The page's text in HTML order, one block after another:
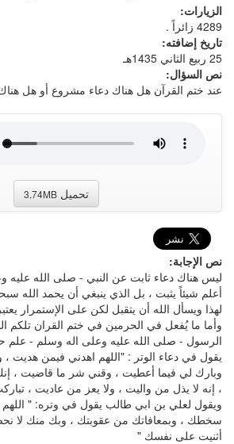
الزيارات:
4289 زائراً .
تاريخ إضافته:
25 ربيع الثاني 1435هـ
نص السؤال:
عند ختم القرآن هل هناك دعاء مشروع أو هل
تحميل 3.74MB
نص الإجابة:
ليس هناك دعاء ثابت عن النبي - صلى الله عليه
أعلم شيئاً يثبت ، بل الذي ينبغي أن يحمد الله
لهذا ويسأل الله أن يتقبل لكن على الإستمرار
وأما ما يُفعل في الحرمين في ختم القران تلكم
الرسول - صلى الله عليه وعلى اله وسلم - علم
يقول في دعاء الوتر : "اللهم اهدني فيمن هديت
وبارك لي فيما أعطيت ، وقني شر ما قاضيت ،
، إنه لا يذل من واليت ، ولا يعز من عاديت ،
ويقول لعلي بن ابي طالب يقول في وتره: " اللهم
سخطك ، وبمعافاتك من عقوبتك ، وبك منك لا
أثنيت على نفسك "